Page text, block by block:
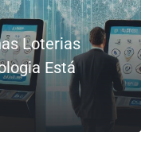
Loterias
Está